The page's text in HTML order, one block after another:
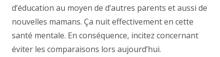
d’éducation au moyen de d’autres parents et aussi de
nouvelles mamans. Ça nuit effectivement en cette
santé mentale. En conséquence, incitez concernant
éviter les comparaisons lors aujourd’hui.